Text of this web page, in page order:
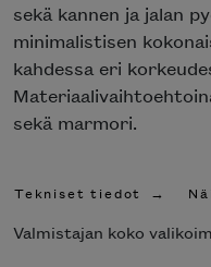
sekä kannen ja jalan
minimalistisen
kahdessa eri
sekä marmori.
Tekniset tiedot
Valmistajan koko